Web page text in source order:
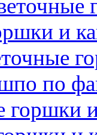
и
по
горшки